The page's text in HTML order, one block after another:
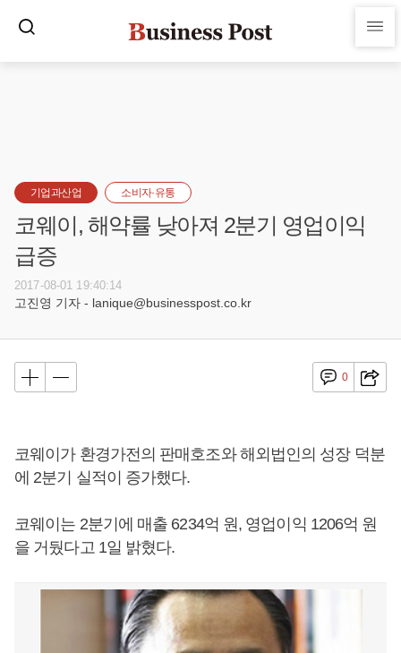
기업과산업 소비자·유통
코웨이, 해약률 낮아져 2분기 영업이익
급증
2017-08-01 19:40:14
고진영 기자 - lanique@businesspost.co.kr
0
코웨이가 환경가전의 판매호조와 해외법인의 성장 덕분
에 2분기 실적이 증가했다.
코웨이는 2분기에 매출 6234억 원, 영업이익 1206억 원
을 거뒀다고 1일 밝혔다.